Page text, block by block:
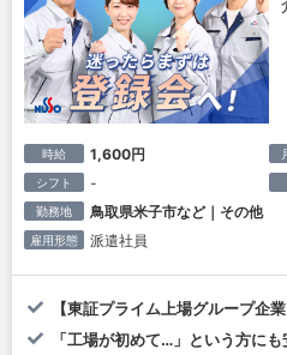
時給 1,600円
シフト -
勤務地 鳥取県米子市など｜その他
雇用形態 派遣社員
【東証プライム上場グループ企業
「工場が初めて…」という方に